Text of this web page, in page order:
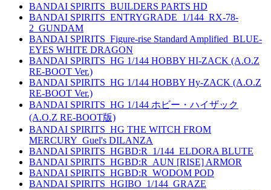
BANDAI SPIRITS_BUILDERS PARTS HD
BANDAI SPIRITS_ENTRYGRADE_1/144_RX-78-
2_GUNDAM
BANDAI SPIRITS_Figure-rise Standard Amplified_BLUE-
EYES WHITE DRAGON
BANDAI SPIRITS_HG 1/144 HOBBY HI-ZACK (A.O.Z
RE-BOOT Ver.)
BANDAI SPIRITS_HG 1/144 HOBBY Hy-ZACK (A.O.Z
RE-BOOT Ver.)
BANDAI SPIRITS_HG 1/144 ホビー・ハイザック
(A.O.Z RE-BOOT版)
BANDAI SPIRITS_HG THE WITCH FROM
MERCURY_Guel's DILANZA
BANDAI SPIRITS_HGBD:R_1/144_ELDORA BLUTE
BANDAI SPIRITS_HGBD:R_AUN [RISE] ARMOR
BANDAI SPIRITS_HGBD:R_WODOM POD
BANDAI SPIRITS_HGIBO_1/144_GRAZE